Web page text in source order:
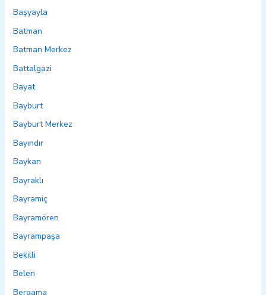
Başyayla
Batman
Batman Merkez
Battalgazi
Bayat
Bayburt
Bayburt Merkez
Bayındır
Baykan
Bayraklı
Bayramiç
Bayramören
Bayrampaşa
Bekilli
Belen
Bergama